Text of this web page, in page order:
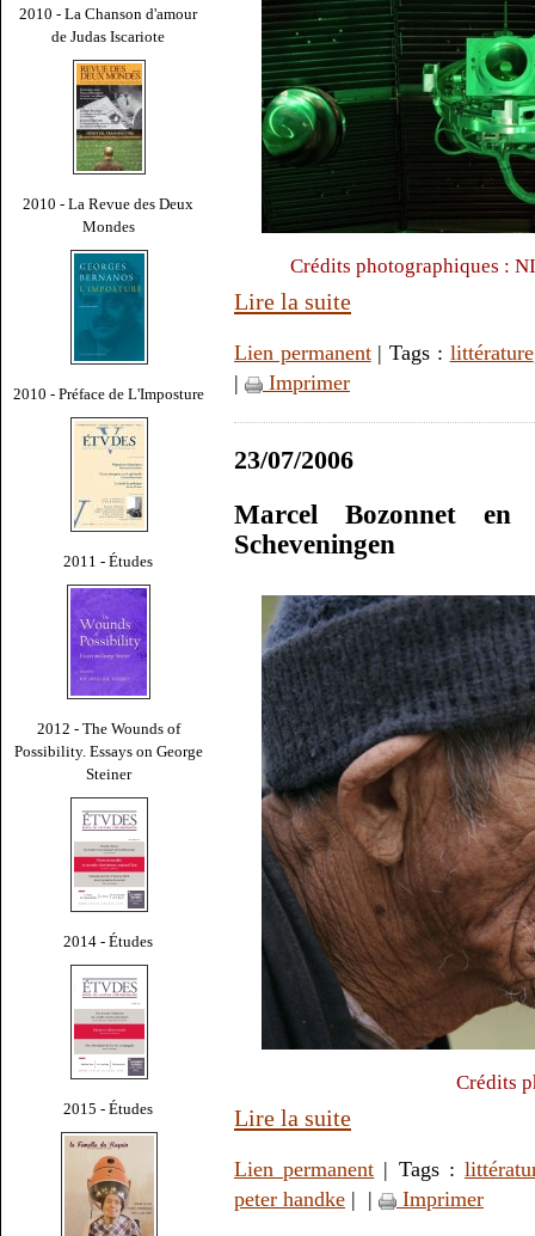
2010 - La Chanson d'amour
de Judas Iscariote
2010 - La Revue des Deux
Mondes
2010 - Préface de L'Imposture
2011 - Études
2012 - The Wounds of
Possibility. Essays on George
Steiner
2014 - Études
2015 - Études
Crédits photographiques :
Lire la suite
Lien permanent| Tags : littérature
|
Imprimer
23/07/2006
Marcel Bozonnet
Scheveningen
Crédits
Lire la suite
Lien permanent | Tags :
peter handke | | Imprimer